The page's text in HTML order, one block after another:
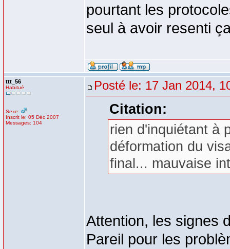
pourtant les
seul à avoir resenti
ttt_56
Habitué
Sexe:
Inscrit le: 05 Déc 2007
Messages: 104
Posté le: 17 Jan 2014,
Citation:
rien d'inquiétant à
déformation du
final... mauvaise
Attention, les signes
Pareil pour les